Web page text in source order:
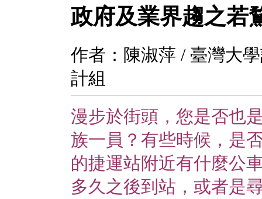
政府及業界趨之若
作者：陳淑萍 / 臺灣大
計組
漫步於街頭，您是否也
族一員？有些時候，是
的捷運站附近有什麼公
多久之後到站，或者是